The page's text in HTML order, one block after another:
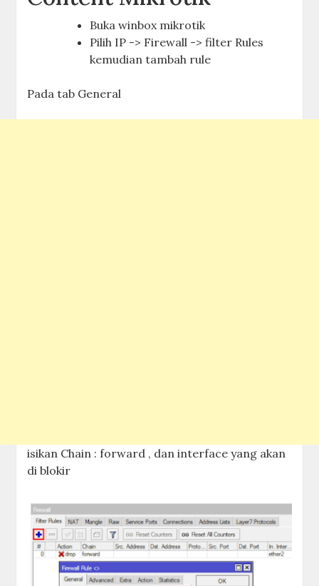
Buka winbox mikrotik
Pilih IP -> Firewall -> filter Rules
kemudian tambah rule
Pada tab General
isikan Chain : forward , dan interface yang akan
di blokir